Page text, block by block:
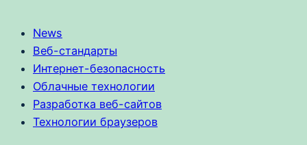
News
Веб-стандарты
Интернет-безопасность
Облачные технологии
Разработка веб-сайтов
Технологии браузеров